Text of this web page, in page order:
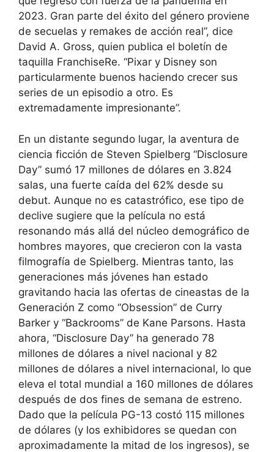
2023. Gran parte del éxito del género proviene
de secuelas y remakes de acción real”, dice
David A. Gross, quien publica el boletín de
taquilla FranchiseRe. “Pixar y Disney son
particularmente buenos haciendo crecer sus
series de un episodio a otro. Es
extremadamente impresionante”.
En un distante segundo lugar, la aventura de
ciencia ficción de Steven Spielberg “Disclosure
Day” sumó 17 millones de dólares en 3.824
salas, una fuerte caída del 62% desde su
debut. Aunque no es catastrófico, ese tipo de
declive sugiere que la película no está
resonando más allá del núcleo demográfico de
hombres mayores, que crecieron con la vasta
filmografía de Spielberg. Mientras tanto, las
generaciones más jóvenes han estado
gravitando hacia las ofertas de cineastas de la
Generación Z como “Obsession” de Curry
Barker y “Backrooms” de Kane Parsons. Hasta
ahora, “Disclosure Day” ha generado 78
millones de dólares a nivel nacional y 82
millones de dólares a nivel internacional, lo que
eleva el total mundial a 160 millones de dólares
después de dos fines de semana de estreno.
Dado que la película PG-13 costó 115 millones
de dólares (y los exhibidores se quedan con
aproximadamente la mitad de los ingresos), se